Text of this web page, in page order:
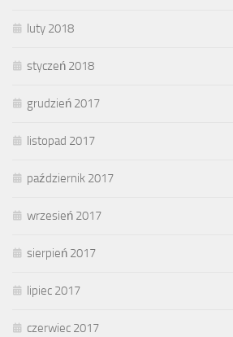
luty 2018
styczeń 2018
grudzień 2017
listopad 2017
październik 2017
wrzesień 2017
sierpień 2017
lipiec 2017
czerwiec 2017